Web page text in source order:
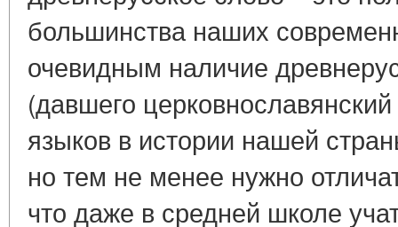
большинства наших
очевидным наличие
(давшего
языков в истории нашей
но тем не менее нужно
что даже в средней школе